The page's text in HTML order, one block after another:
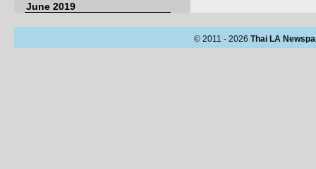
June 2019
© 2011 - 2026 Thai LA